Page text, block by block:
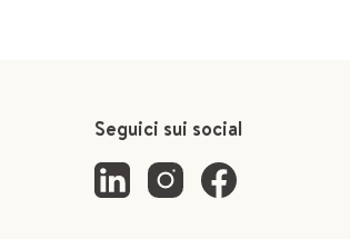
Seguici sui social